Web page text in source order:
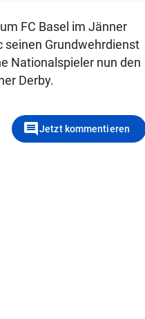
FC Basel im Jänner
seinen Grundwehrdienst
Nationalspieler nun den
Derby.
commentJetzt kommentieren